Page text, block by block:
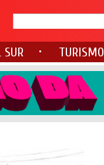
SUR TURISMO